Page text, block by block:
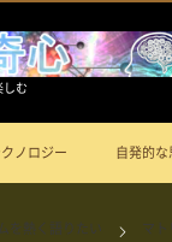
む
ノロジー 自発的
を熱く語りたい マ